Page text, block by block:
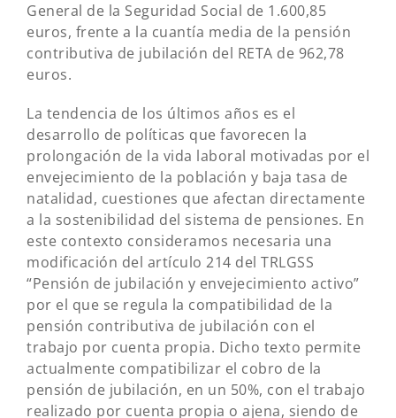
General de la Seguridad Social de 1.600,85
euros, frente a la cuantía media de la pensión
contributiva de jubilación del RETA de 962,78
euros.
La tendencia de los últimos años es el
desarrollo de políticas que favorecen la
prolongación de la vida laboral motivadas por el
envejecimiento de la población y baja tasa de
natalidad, cuestiones que afectan directamente
a la sostenibilidad del sistema de pensiones. En
este contexto consideramos necesaria una
modificación del artículo 214 del TRLGSS
“Pensión de jubilación y envejecimiento activo”
por el que se regula la compatibilidad de la
pensión contributiva de jubilación con el
trabajo por cuenta propia. Dicho texto permite
actualmente compatibilizar el cobro de la
pensión de jubilación, en un 50%, con el trabajo
realizado por cuenta propia o ajena, siendo de